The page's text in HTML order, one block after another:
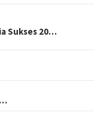
Sukses 20…